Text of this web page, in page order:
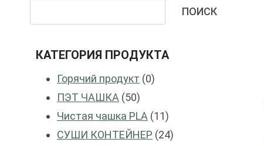
ПОИСК
КАТЕГОРИЯ ПРОДУКТА
Горячий продукт 00
ПЭТ ЧАШКА 5050
продукты
Чистая чашка PLA 1111
продукты
СУШИ КОНТЕЙНЕР 2424